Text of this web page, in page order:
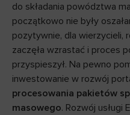
do składania powództwa
początkowo nie były
pozytywnie, dla wierzycieli,
zaczęła wzrastać i proces
przyspieszył. Na pewno
inwestowanie w rozwój
procesowania pakietów
masowego. Rozwój usługi